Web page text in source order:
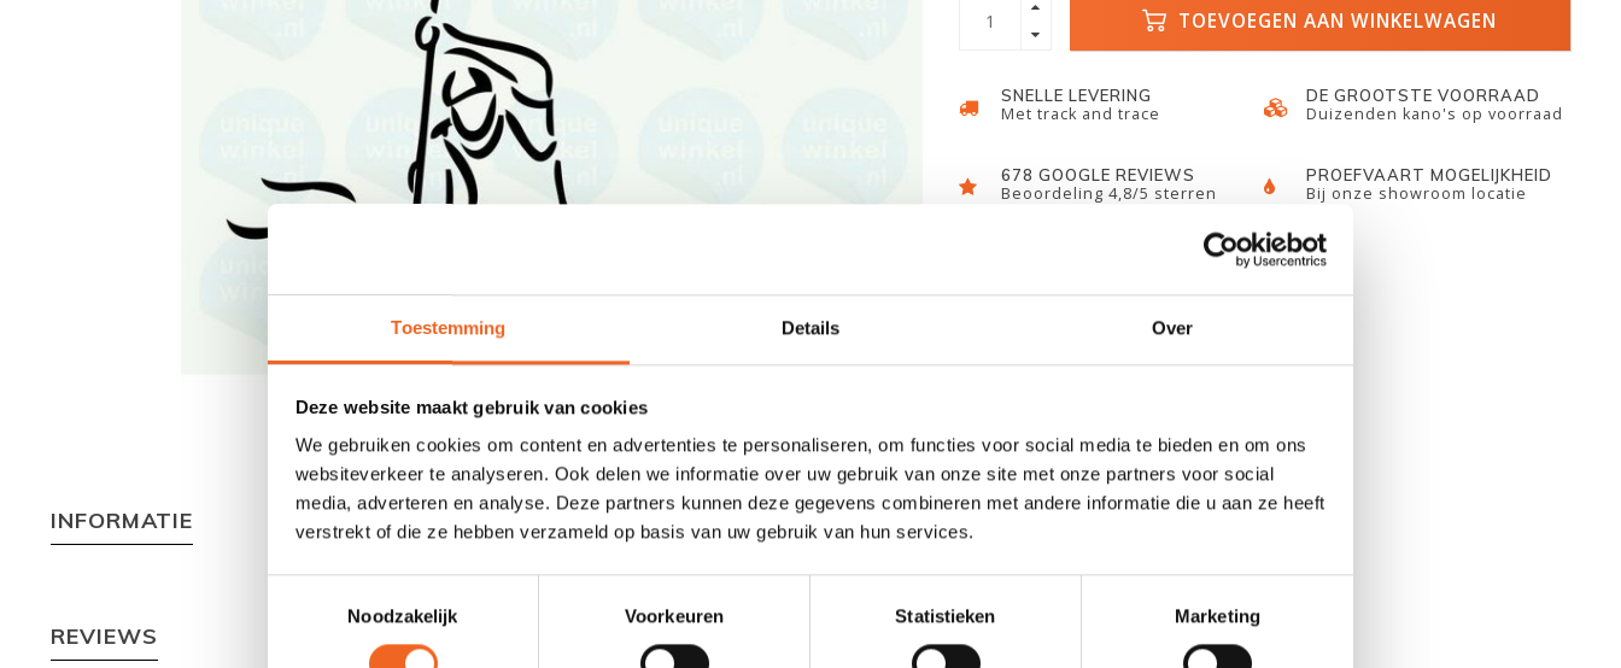
Toestemming Details Over
Deze website maakt gebruik van cookies
We gebruiken cookies om content en advertenties te personaliseren, om functies voor social media te bieden en om ons
websiteverkeer te analyseren. Ook delen we informatie over uw gebruik van onze site met onze partners voor social
media, adverteren en analyse. Deze partners kunnen deze gegevens combineren met andere informatie die u aan ze heeft
verstrekt of die ze hebben verzameld op basis van uw gebruik van hun services.
Noodzakelijk
Voorkeuren Statistieken Marketing
TOEVOEGEN AAN WINKELWAGEN
SNELLE LEVERING
Met track and trace
DE GROOTSTE VOORRAAD
Duizenden kano's op voorraad
678 GOOGLE REVIEWS
Beoordeling 4,8/5 sterren
PROEFVAART MOGELIJKHEID
Bij onze showroom locatie
INFORMATIE
REVIEWS